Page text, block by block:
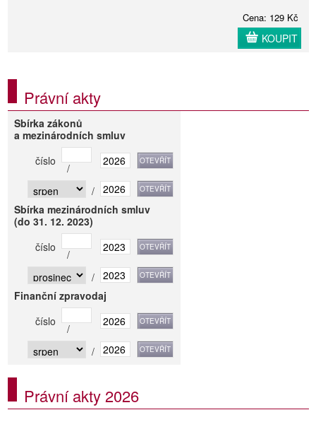
Cena: 129 Kč
KOUPIT
Právní akty
Sbírka zákonů
a mezinárodních smluv
číslo
/
/
Sbírka mezinárodních smluv
(do 31. 12. 2023)
číslo
/
/
Finanční zpravodaj
číslo
/
/
Právní akty 2026